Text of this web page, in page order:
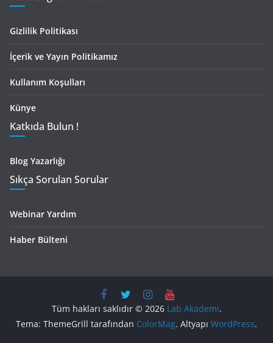
Gizlilik Politikası
İçerik ve Yayın Politikamız
Kullanım Koşulları
Künye
Katkıda Bulun !
Blog Yazarlığı
Sıkça Sorulan Sorular
Webinar Yardım
Haber Bülteni
Tüm hakları saklıdır © 2026 Lab Akademi.
Tema: ThemeGrill tarafından ColorMag. Altyapı WordPress.